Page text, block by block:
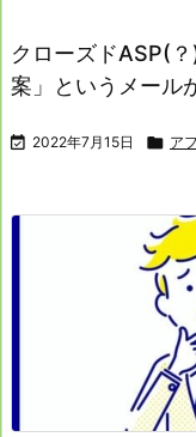
クローズドASP(
案」というメール
 2022年7月15日  ア